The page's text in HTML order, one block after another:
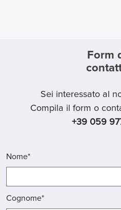
Form
Sei interessato al
Compila il form o
+39 059
Nome*
Cognome*